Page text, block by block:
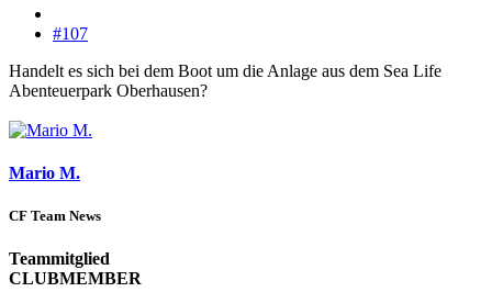
#107
Handelt es sich bei dem Boot um die Anlage aus dem Sea Life
Abenteuerpark Oberhausen?
Mario M.
CF Team News
Teammitglied
CLUBMEMBER